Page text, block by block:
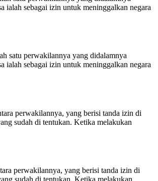
ialah sebagai izin untuk meninggalkan negara
satu perwakilannya yang didalamnya
ialah sebagai izin untuk meninggalkan negara
perwakilannya, yang berisi tanda izin di
sudah di tentukan. Ketika melakukan
perwakilannya, yang berisi tanda izin di